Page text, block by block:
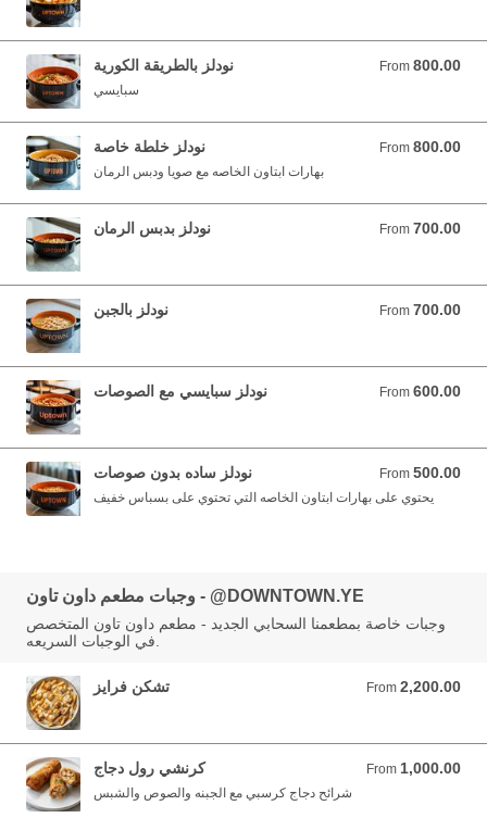
نودلز بالطريقة الكورية From 800.00
From 800.00 YER
سبايسي
نودلز خلطة خاصة From 800.00
From 800.00 YER
بهارات ابتاون الخاصه مع صويا ودبس الرمان
نودلز بدبس الرمان From 700.00
From 700.00 YER
نودلز بالجبن From 700.00
From 700.00 YER
نودلز سبايسي مع الصوصات From 600.00
From 600.00 YER
نودلز ساده بدون صوصات From 500.00
From 500.00 YER
يحتوي على بهارات ابتاون الخاصه التي تحتوي على بسباس خفيف
وجبات مطعم داون تاون - @DOWNTOWN.YE
وجبات خاصة بمطعمنا السحابي الجديد - مطعم داون تاون المتخصص
في الوجبات السريعه.
تشكن فرايز From 2,200.00
From 2,200.00 YER
كرنشي رول دجاج From 1,000.00
From 1,000.00 YER
شرائح دجاج كرسبي مع الجبنه والصوص والشبس